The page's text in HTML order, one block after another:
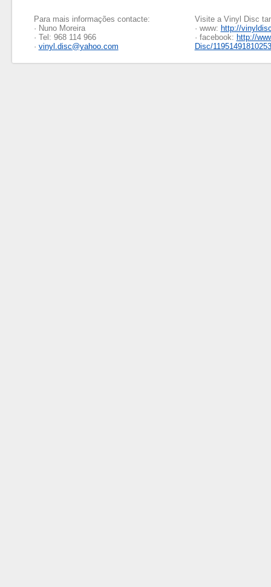
Para mais informações contacte:
· Nuno Moreira
· Tel: 968 114 966
· vinyl.disc@yahoo.com
Visite a Vinyl Disc
· www: http://
· facebook: http://
Disc/